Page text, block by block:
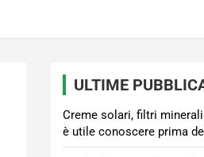
ULTIME
Creme solari, filtri
è utile conoscere prima